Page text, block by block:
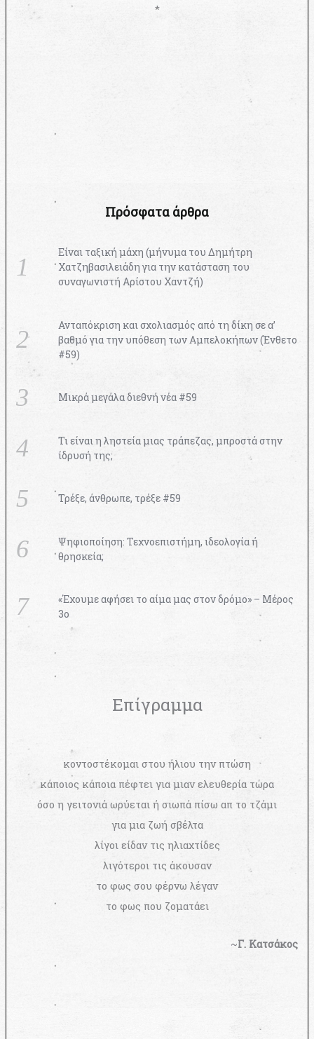
*
Πρόσφατα άρθρα
Είναι ταξική μάχη (μήνυμα του Δημήτρη
Χατζηβασιλειάδη για την κατάσταση του
συναγωνιστή Αρίστου Χαντζή)
Ανταπόκριση και σχολιασμός από τη δίκη σε α’
βαθμό για την υπόθεση των Αμπελοκήπων (Ένθετο
#59)
Μικρά μεγάλα διεθνή νέα #59
Τι είναι η ληστεία μιας τράπεζας, μπροστά στην
ίδρυσή της;
Τρέξε, άνθρωπε, τρέξε #59
Ψηφιοποίηση: Τεχνοεπιστήμη, ιδεολογία ή
θρησκεία;
«Έχουμε αφήσει το αίμα μας στον δρόμο» – Μέρος
3ο
Επίγραμμα
κοντοστέκομαι στου ήλιου την πτώση
κάποιος κάποια πέφτει για μιαν ελευθερία τώρα
όσο η γειτονιά ωρύεται ή σιωπά πίσω απ το τζάμι
για μια ζωή σβέλτα
λίγοι είδαν τις ηλιαχτίδες
λιγότεροι τις άκουσαν
το φως σου φέρνω λέγαν
το φως που ζοματάει
~Γ. Κατσάκος